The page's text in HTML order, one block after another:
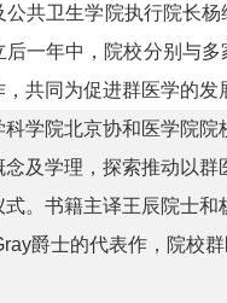
卫生学院执行院长杨
后一年中，院校分别与
，共同为促进群医学的
院北京协和医学院院校
念及学理，探索推动以
式。书籍主译王辰院士
爵士的代表作，院校